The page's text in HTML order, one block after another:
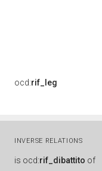
ocd:rif_leg
INVERSE RELATIONS
is ocd:rif_dibattito of